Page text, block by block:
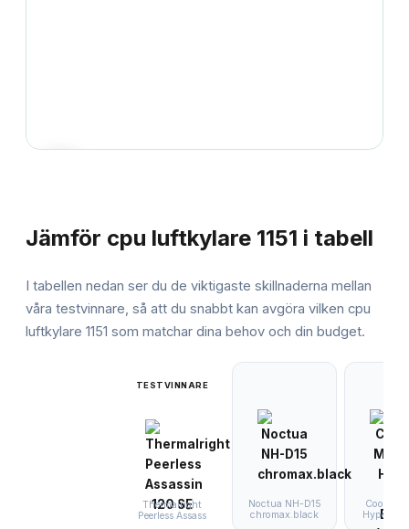
Jämför cpu luftkylare 1151 i tabell
I tabellen nedan ser du de viktigaste skillnaderna mellan
våra testvinnare, så att du snabbt kan avgöra vilken cpu
luftkylare 1151 som matchar dina behov och din budget.
TESTVINNARE
Thermalright
Peerless Assass
Noctua NH-D15
chromax.black
Cooler
Hyper